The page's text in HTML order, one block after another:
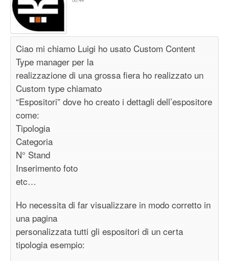
Ciao mi chiamo Luigi ho usato Custom Content
Type manager per la
realizzazione di una grossa fiera ho realizzato un
Custom type chiamato
“Espositori” dove ho creato i dettagli dell’espositore
come:
Tipologia
Categoria
N° Stand
Inserimento foto
etc…
Ho necessita di far visualizzare in modo corretto in
una pagina
personalizzata tutti gli espositori di un certa
tipologia esempio: